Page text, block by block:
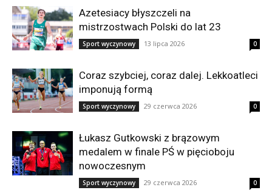
Azetesiacy błyszczeli na
mistrzostwach Polski do lat 23
Sport wyczynowy 13 lipca 2026 0
Coraz szybciej, coraz dalej. Lekkoatleci
imponują formą
Sport wyczynowy 29 czerwca 2026 0
Łukasz Gutkowski z brązowym
medalem w finale PŚ w pięcioboju
nowoczesnym
Sport wyczynowy 29 czerwca 2026 0